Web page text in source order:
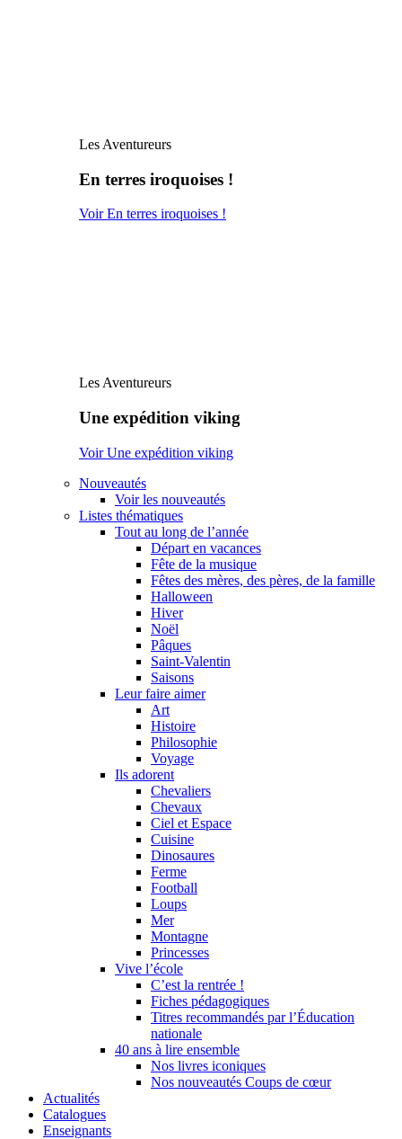
Les Aventureurs
En terres iroquoises !
Voir En terres iroquoises !
Les Aventureurs
Une expédition viking
Voir Une expédition viking
Nouveautés
Voir les nouveautés
Listes thématiques
Tout au long de l’année
Départ en vacances
Fête de la musique
Fêtes des mères, des pères, de la famille
Halloween
Hiver
Noël
Pâques
Saint-Valentin
Saisons
Leur faire aimer
Art
Histoire
Philosophie
Voyage
Ils adorent
Chevaliers
Chevaux
Ciel et Espace
Cuisine
Dinosaures
Ferme
Football
Loups
Mer
Montagne
Princesses
Vive l’école
C’est la rentrée !
Fiches pédagogiques
Titres recommandés par l’Éducation
nationale
40 ans à lire ensemble
Nos livres iconiques
Nos nouveautés Coups de cœur
Actualités
Catalogues
Enseignants